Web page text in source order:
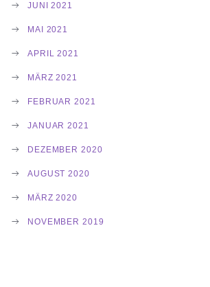
JUNI 2021
MAI 2021
APRIL 2021
MÄRZ 2021
FEBRUAR 2021
JANUAR 2021
DEZEMBER 2020
AUGUST 2020
MÄRZ 2020
NOVEMBER 2019